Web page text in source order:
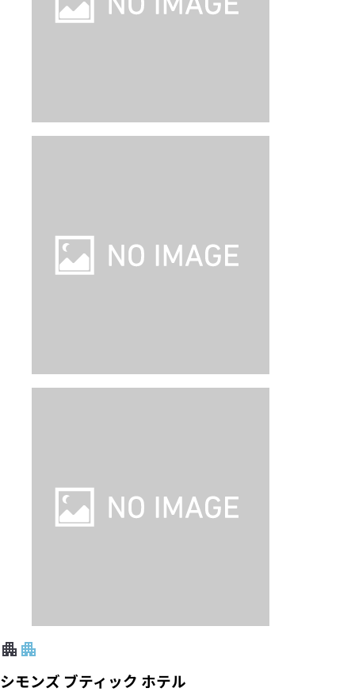
シモンズ ブティック ホテル